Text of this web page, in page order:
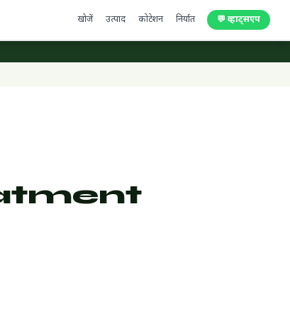
खोजें उत्पाद कोटेशन निर्यात 💬 व्हाट्सएप